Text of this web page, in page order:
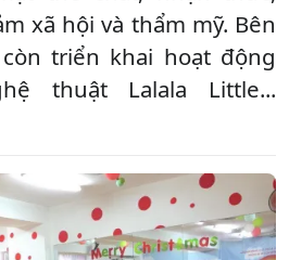
xã hội và thẩm mỹ. Bên
triển khai hoạt động
thuật Lalala Little...